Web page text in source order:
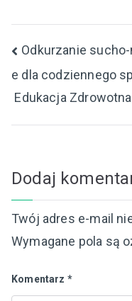
Nawigacja
wpisu
Odkurzanie
e dla codziennego
Edukacja
Dodaj
Twój adres e-mail
Wymagane pola są
Komentarz *